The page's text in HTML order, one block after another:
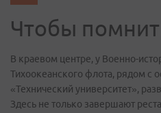
Чтобы
В краевом центре, у Военно-
Тихоокеанского флота, рядом с
«Технический университет»,
Здесь не только завершают